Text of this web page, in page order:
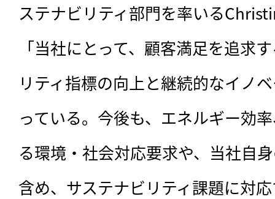
ステナビリティ部門を率いる
「当社にとって、顧客満足を追求
リティ指標の向上と継続的なイノ
っている。今後も、エネルギー効
る環境・社会対応要求や、当社自
含め、サステナビリティ課題に対